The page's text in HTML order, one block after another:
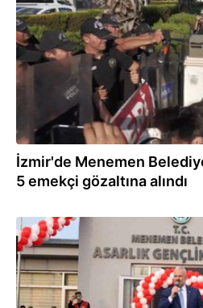
İzmir'de Menemen
5 emekçi gözaltına alındı
20.03.2024